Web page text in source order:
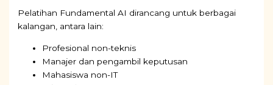
Pelatihan Fundamental AI dirancang untuk berbagai
kalangan, antara lain:
Profesional non-teknis
Manajer dan pengambil keputusan
Mahasiswa non-IT